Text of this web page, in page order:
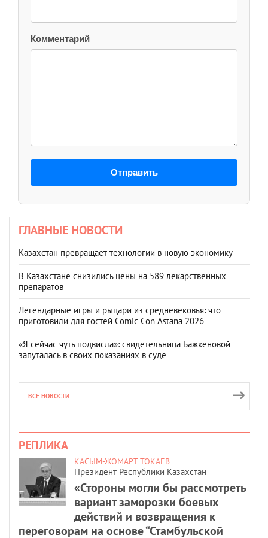
Комментарий
Отправить
ГЛАВНЫЕ НОВОСТИ
Казахстан превращает технологии в новую экономику
В Казахстане снизились цены на 589 лекарственных
препаратов
Легендарные игры и рыцари из средневековья: что
приготовили для гостей Comic Con Astana 2026
«Я сейчас чуть подвисла»: свидетельница Бажкеновой
запуталась в своих показаниях в суде
ВСЕ НОВОСТИ
РЕПЛИКА
КАСЫМ-ЖОМАРТ ТОКАЕВ
Президент Республики Казахстан
«Стороны могли бы рассмотреть
вариант заморозки боевых
действий и возвращения к
переговорам на основе “Стамбульской